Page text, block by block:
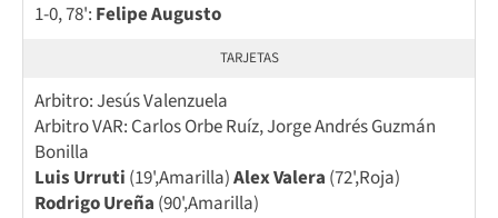
1-0, 78': Felipe Augusto
TARJETAS
Arbitro: Jesús Valenzuela
Arbitro VAR: Carlos Orbe Ruíz, Jorge Andrés Guzmán
Bonilla
Luis Urruti (19',Amarilla)Alex Valera (72',Roja)
Rodrigo Ureña (90',Amarilla)